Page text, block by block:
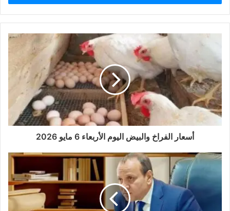
أسعار الفراخ والبيض اليوم الأربعاء 6 مايو 2026